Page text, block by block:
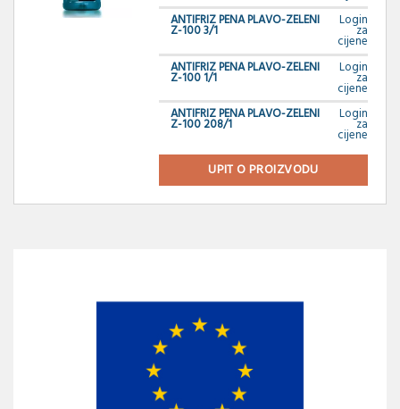
ANTIFRIZ PENA PLAVO-ZELENI
Z-100 3/1
Login
za
cijene
ANTIFRIZ PENA PLAVO-ZELENI
Z-100 1/1
Login
za
cijene
ANTIFRIZ PENA PLAVO-ZELENI
Z-100 208/1
Login
za
cijene
UPIT O PROIZVODU